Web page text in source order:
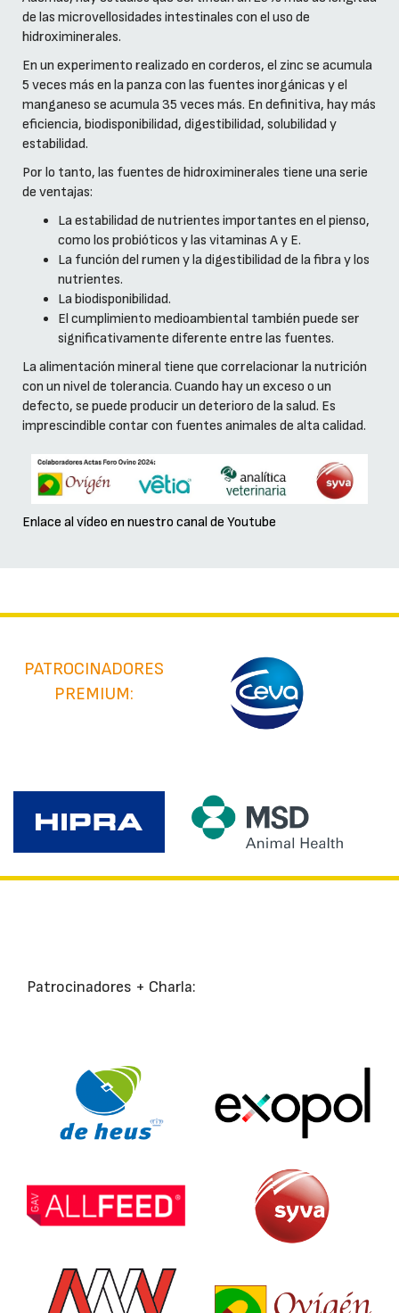
de las microvellosidades intestinales con el uso de
hidroximinerales.
En un experimento realizado en corderos, el zinc se acumula
5 veces más en la panza con las fuentes inorgánicas y el
manganeso se acumula 35 veces más. En definitiva, hay más
eficiencia, biodisponibilidad, digestibilidad, solubilidad y
estabilidad.
Por lo tanto, las fuentes de hidroximinerales tiene una serie
de ventajas:
La estabilidad de nutrientes importantes en el pienso,
como los probióticos y las vitaminas A y E.
La función del rumen y la digestibilidad de la fibra y los
nutrientes.
La biodisponibilidad.
El cumplimiento medioambiental también puede ser
significativamente diferente entre las fuentes.
La alimentación mineral tiene que correlacionar la nutrición
con un nivel de tolerancia. Cuando hay un exceso o un
defecto, se puede producir un deterioro de la salud. Es
imprescindible contar con fuentes animales de alta calidad.
Enlace al vídeo en nuestro canal de Youtube
PATROCINADORES
PREMIUM:
Patrocinadores + Charla: